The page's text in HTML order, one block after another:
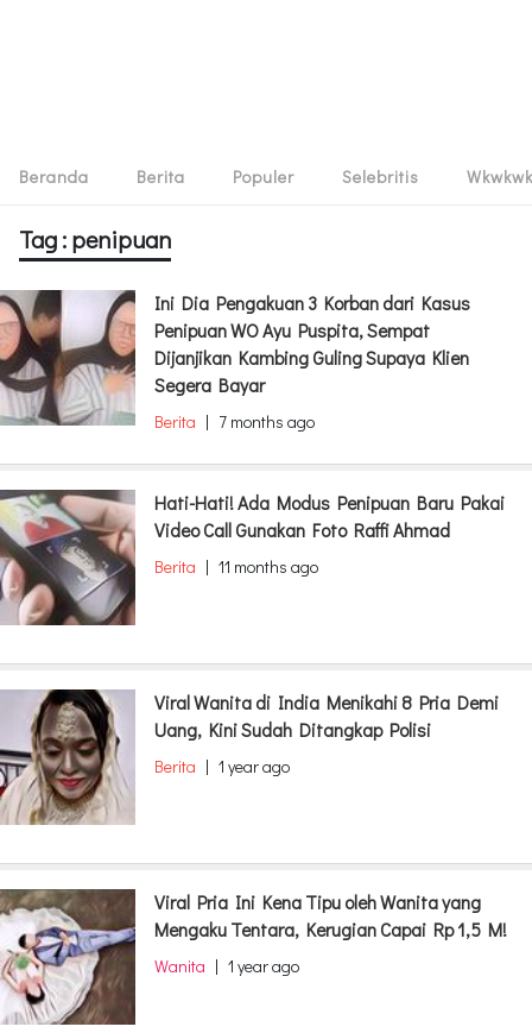
Beranda Berita Populer Selebritis Wkwkwk
Tag : penipuan
Ini Dia Pengakuan 3 Korban dari Kasus
Penipuan WO Ayu Puspita, Sempat
Dijanjikan Kambing Guling Supaya Klien
Segera Bayar
Berita | 7 months ago
Hati-Hati! Ada Modus Penipuan Baru Pakai
Video Call Gunakan Foto Raffi Ahmad
Berita | 11 months ago
Viral Wanita di India Menikahi 8 Pria Demi
Uang, Kini Sudah Ditangkap Polisi
Berita | 1 year ago
Viral Pria Ini Kena Tipu oleh Wanita yang
Mengaku Tentara, Kerugian Capai Rp 1,5 M!
Wanita | 1 year ago